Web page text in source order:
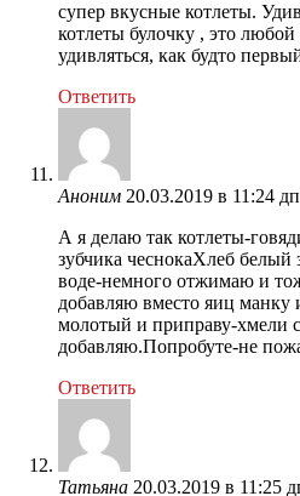
супер вкусные котлеты.
котлеты булочку , это любой
удивляться, как будто
Ответить
Аноним 20.03.2019 в 11:24 дп
А я делаю так котлеты-
зубчика чеснокаХлеб белый
воде-немного отжимаю и
добавляю вместо яиц манку
молотый и приправу-хмели
добавляю.Попробуте-не
Ответить
Татьяна 20.03.2019 в 11:25